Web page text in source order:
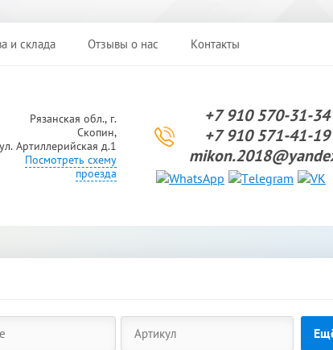
и склада Отзывы о нас Контакты
Рязанская обл., г.
Скопин,
ул. Артиллерийская д.1
Посмотреть схему
проезда
+7 910 570-31-34
+7 910 571-41-19